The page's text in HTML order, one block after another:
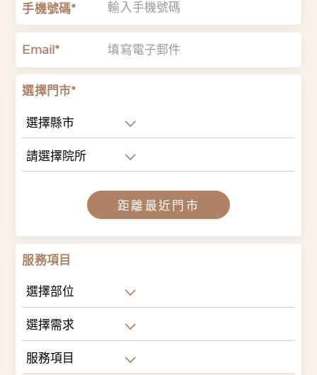
手機號碼*
Email*
選擇門市*
選擇縣市
請選擇院所
距離最近門市
服務項目
選擇部位
選擇需求
服務項目